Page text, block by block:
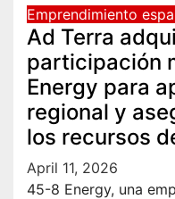
Emprendimiento
Ad Terra
participación
Energy para
regional y
los recursos
April 11, 2026
45-8 Energy, una